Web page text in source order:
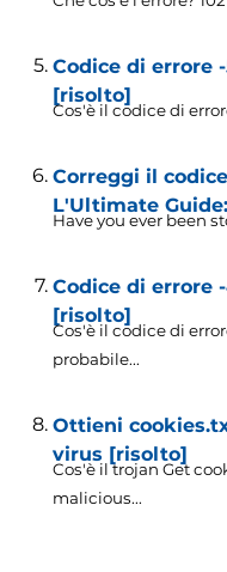
Codice di errore
[risolto]
Cos'è il codice di
Correggi il
L'Ultimate
Have you ever been
Codice di errore
[risolto]
Cos'è il codice di
probabile...
Ottieni
virus [risolto]
Cos'è il trojan Get
malicious...